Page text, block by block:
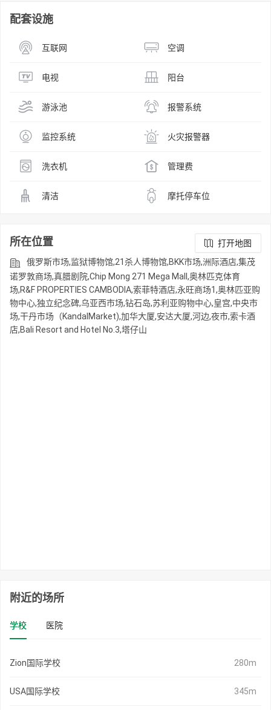
配套设施
互联网 空调
电视 阳台
游泳池 报警系统
监控系统 火灾报警器
洗衣机 管理费
清洁 摩托停车位
所在位置
打开地图
俄罗斯市场,监狱博物馆,21杀人博物馆,BKK市场,洲际酒店,集茂
诺罗敦商场,真腊剧院,Chip Mong 271 Mega Mall,奥林匹克体育
场,R&F PROPERTIES CAMBODIA,索菲特酒店,永旺商场1,奥林匹亚购
物中心,独立纪念碑,乌亚西市场,钻石岛,苏利亚购物中心,皇宫,中央市
场,干丹市场（KandalMarket),加华大厦,安达大厦,河边,夜市,索卡酒
店,Bali Resort and Hotel No.3,塔仔山
附近的场所
学校 医院
Zion国际学校 280m
USA国际学校 345m